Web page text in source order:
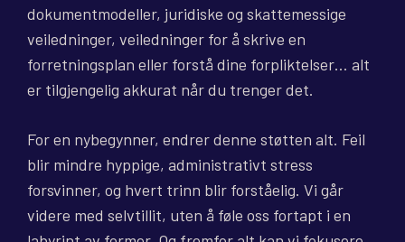
dokumentmodeller, juridiske og skattemessige
veiledninger, veiledninger for å skrive en
forretningsplan eller forstå dine forpliktelser… alt
er tilgjengelig akkurat når du trenger det.
For en nybegynner, endrer denne støtten alt. Feil
blir mindre hyppige, administrativt stress
forsvinner, og hvert trinn blir forståelig. Vi går
videre med selvtillit, uten å føle oss fortapt i en